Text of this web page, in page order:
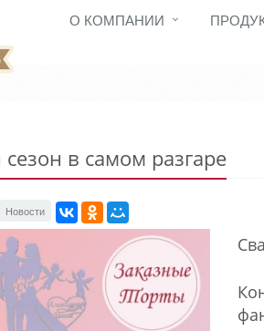
О КОМПАНИИ
в самом разгаре
Новости